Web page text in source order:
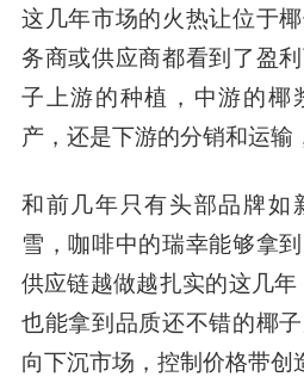
这几年市场的火热让位于
务商或供应商都看到了盈
子上游的种植，中游的椰
产，还是下游的分销和运输
和前几年只有头部品牌如
雪，咖啡中的瑞幸能够拿
供应链越做越扎实的这几
也能拿到品质还不错的椰
向下沉市场，控制价格带创